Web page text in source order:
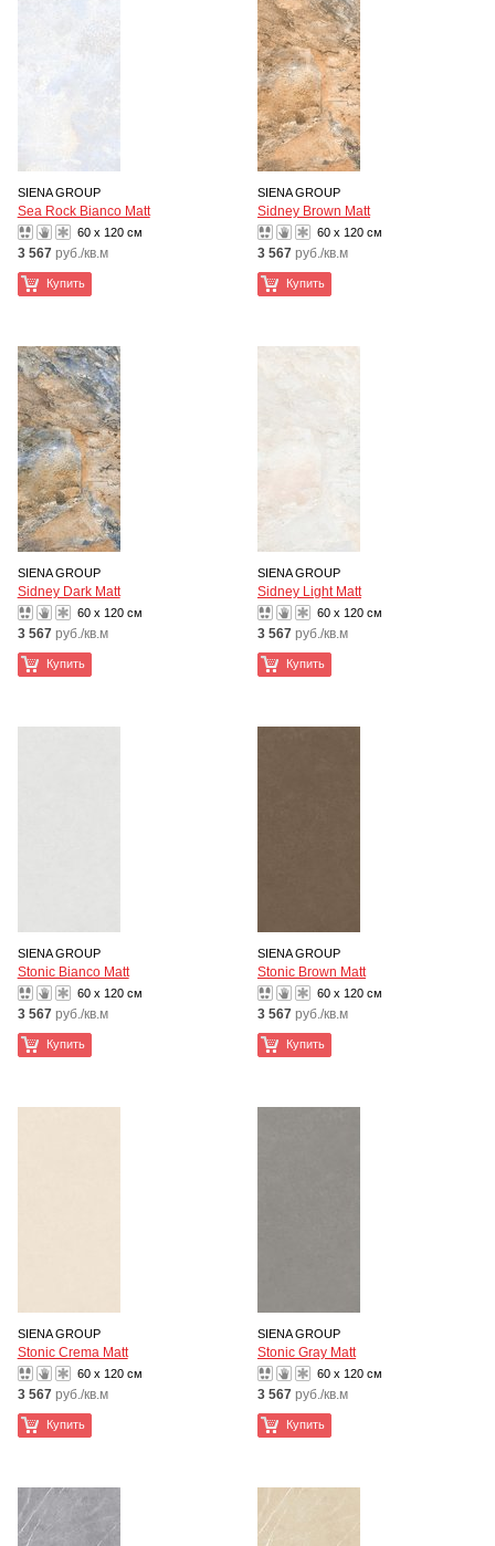
SIENA GROUP
Sea Rock Bianco Matt
60 x 120 см
3 567 руб./кв.м
Купить
SIENA GROUP
Sidney Brown Matt
60 x 120 см
3 567 руб./кв.м
Купить
SIENA GROUP
Sidney Dark Matt
60 x 120 см
3 567 руб./кв.м
Купить
SIENA GROUP
Sidney Light Matt
60 x 120 см
3 567 руб./кв.м
Купить
SIENA GROUP
Stonic Bianco Matt
60 x 120 см
3 567 руб./кв.м
Купить
SIENA GROUP
Stonic Brown Matt
60 x 120 см
3 567 руб./кв.м
Купить
SIENA GROUP
Stonic Crema Matt
60 x 120 см
3 567 руб./кв.м
Купить
SIENA GROUP
Stonic Gray Matt
60 x 120 см
3 567 руб./кв.м
Купить